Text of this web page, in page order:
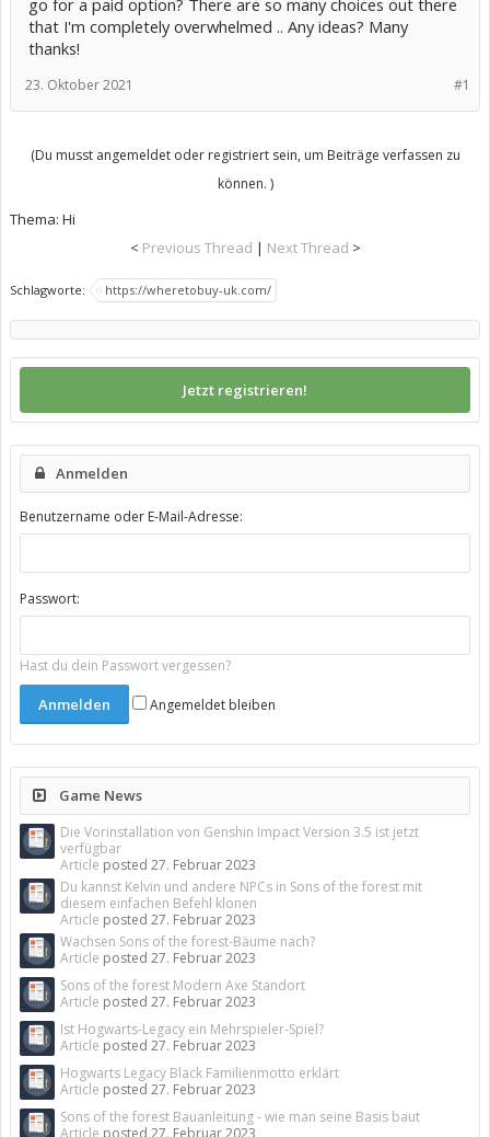
go for a paid option? There are so many choices out there
that I'm completely overwhelmed .. Any ideas? Many
thanks!
#1
23. Oktober 2021
(Du musst angemeldet oder registriert sein, um Beiträge verfassen zu
können. )
Thema: Hi
< Previous Thread | Next Thread >
Schlagworte: https://wheretobuy-uk.com/
Jetzt registrieren!
Anmelden
Benutzername oder E-Mail-Adresse:
Passwort:
Hast du dein Passwort vergessen?
Angemeldet bleiben
Game News
Die Vorinstallation von Genshin Impact Version 3.5 ist jetzt
verfügbar
Article posted 27. Februar 2023
Du kannst Kelvin und andere NPCs in Sons of the forest mit
diesem einfachen Befehl klonen
Article posted 27. Februar 2023
Wachsen Sons of the forest-Bäume nach?
Article posted 27. Februar 2023
Sons of the forest Modern Axe Standort
Article posted 27. Februar 2023
Ist Hogwarts-Legacy ein Mehrspieler-Spiel?
Article posted 27. Februar 2023
Hogwarts Legacy Black Familienmotto erklärt
Article posted 27. Februar 2023
Sons of the forest Bauanleitung - wie man seine Basis baut
Article posted 27. Februar 2023